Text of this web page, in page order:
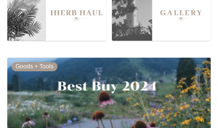
Goods + Tools